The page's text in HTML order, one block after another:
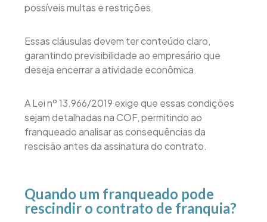
possíveis multas e restrições.
Essas cláusulas devem ter conteúdo claro,
garantindo previsibilidade ao empresário que
deseja encerrar a atividade econômica.
A Lei nº 13.966/2019 exige que essas condições
sejam detalhadas na COF, permitindo ao
franqueado analisar as consequências da
rescisão antes da assinatura do contrato.
Quando um franqueado pode
rescindir o contrato de franquia?